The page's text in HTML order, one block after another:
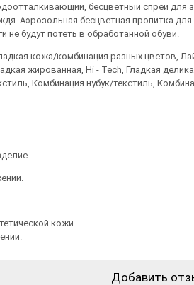
бесцветный спрей
Аэрозольная бесцветная пропитка
будут потеть в обработанной обуви.
кожа/комбинация разных цветов,
жированная, Hi - Tech, Гладкая
Комбинация нубук/текстиль,
кожи.
Добавить